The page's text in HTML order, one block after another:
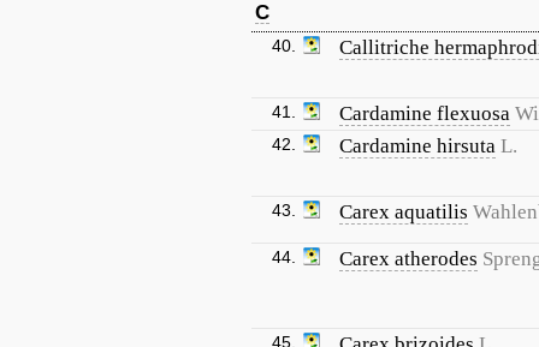
C
40. Callitriche
41. Cardamine flexuosa
42. Cardamine hirsuta L.
43. Carex aquatilis
44. Carex atherodes
45.